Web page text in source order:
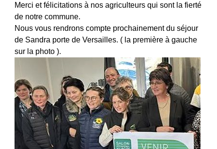
Merci et félicitations à nos agriculteurs qui sont la fierté
de notre commune.
Nous vous rendrons compte prochainement du séjour
de Sandra porte de Versailles. ( la première à gauche
sur la photo ).